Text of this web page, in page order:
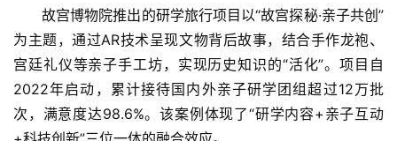
故宫博物院推出的研学旅行项目以“故宫探秘·亲子共创”
为主题，通过AR技术呈现文物背后故事，结合手作龙袍、
宫廷礼仪等亲子手工坊，实现历史知识的“活化”。项目自
2022年启动，累计接待国内外亲子研学团组超过12万批
次，满意度达98.6%。该案例体现了“研学内容+亲子互动